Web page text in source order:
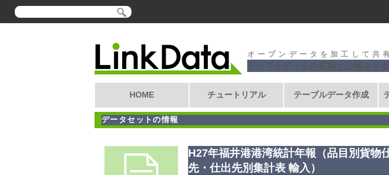
オープンデータを加工して共
テーブルデータの変換と公開をサ
HOME チュートリアル テーブルデータ作成
データセットの情報
H27年福井港港湾統計年報（品目別貨物
先・仕出先別集計表 輸入）